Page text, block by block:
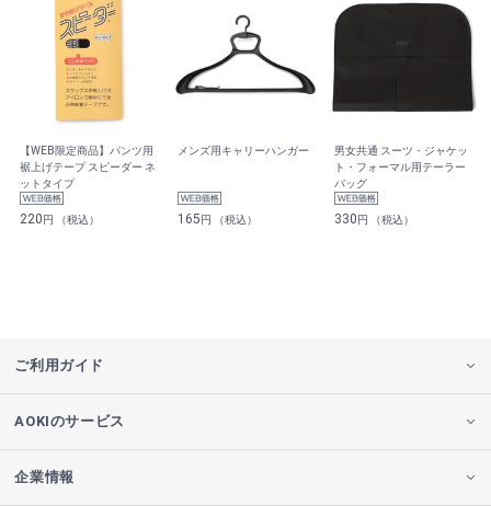
【WEB限定商品】パンツ用
裾上げテープ スピーダー ネ
ットタイプ
220円 （税込）
メンズ用キャリーハンガー
165円 （税込）
男女共通 スーツ・ジャケッ
ト・フォーマル用テーラー
バッグ
330円 （税込）
ご利用ガイド
AOKIのサービス
企業情報